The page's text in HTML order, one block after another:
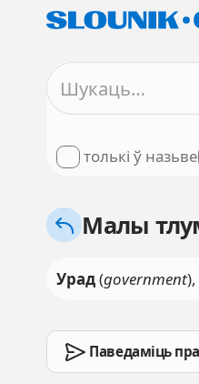
толькі ў назьве
Малы
Урад(government
Паведаміць